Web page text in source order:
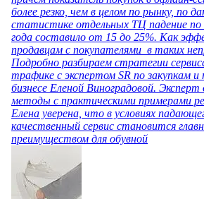
более резко, чем в целом по рынку, по
статистике отдельных ТЦ падение
года составило от 15 до 25%. Как
продавцам с покупателями в таких
Подробно разбираем стратегии
трафике с экспертом SR по закупкам
бизнесе Еленой Виноградовой.
методы с практическими примерами
Елена уверена, что в условиях
качественный сервис становится
преимуществом для обувной